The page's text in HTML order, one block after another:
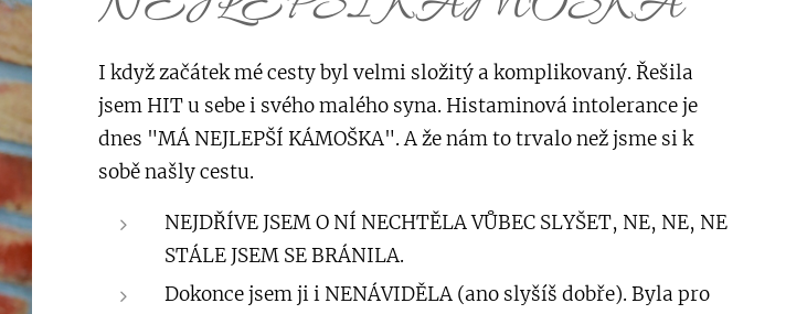
I když začátek mé cesty byl velmi složitý a komplikovaný. Řešila
jsem HIT u sebe i svého malého syna. Histaminová intolerance je
dnes "MÁ NEJLEPŠÍ KÁMOŠKA". A že nám to trvalo než jsme si k
sobě našly cestu.
NEJDŘÍVE JSEM O NÍ NECHTĚLA VŮBEC SLYŠET, NE, NE, NE
STÁLE JSEM SE BRÁNILA.
Dokonce jsem ji i NENÁVIDĚLA (ano slyšíš dobře). Byla pro